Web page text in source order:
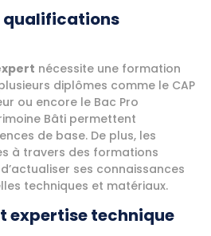
qualifications
nécessite une formation
diplômes comme le CAP
ou encore le Bac Pro
Bâti permettent
de base. De plus, les
à travers des formations
ses connaissances
techniques et matériaux.
expertise technique